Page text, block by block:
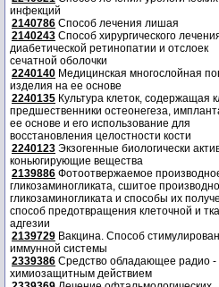
инфекций
2140786 Способ лечения лишая
2140243 Способ хирургического
диабетической ретинопатии и отслоек
сечатной оболочки
2240140 Медицинская многослойная
изделия на ее основе
2240135 Культура клеток, содержащая
предшественники остеонегеза,
ее основе и его использование для
восстановления целостности кости
2240123 Экзогенные биологически
коньюгирующие вещества
2139886 Фотоотвержаемое
гликозаминогликата, сшитое
гликозаминогликата и способы их
способ предотвращения клеточной и
адгезии
2139729 Вакцина. Способ
иммунной системы
2339386 Средство обладающее радио -
химиозащитным действием